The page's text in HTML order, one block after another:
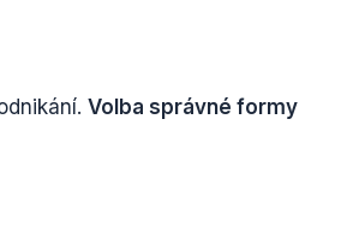
Volba správné formy